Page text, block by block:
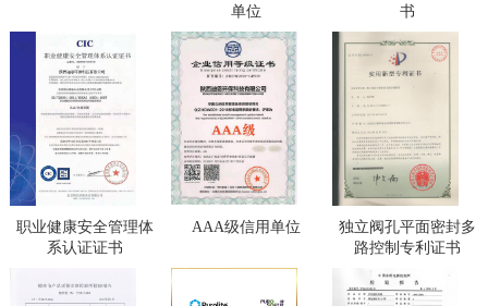
单位
书
职业健康安全管理体
系认证证书
AAA级信用单位
独立阀孔平面密封多
路控制专利证书